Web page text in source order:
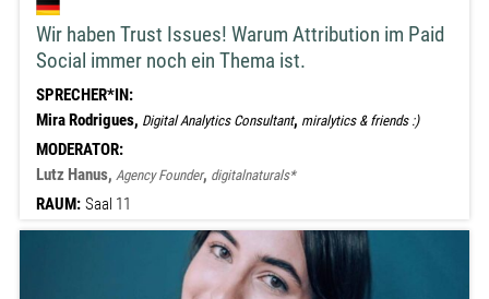
Wir haben Trust Issues! Warum Attribution im Paid
Social immer noch ein Thema ist.
SPRECHER*IN:
Mira Rodrigues, Digital Analytics Consultant, miralytics & friends :)
MODERATOR:
Lutz Hanus, Agency Founder, digitalnaturals*
RAUM: Saal 11